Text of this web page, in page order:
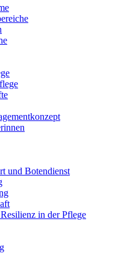
und Botendienst
in der Pflege